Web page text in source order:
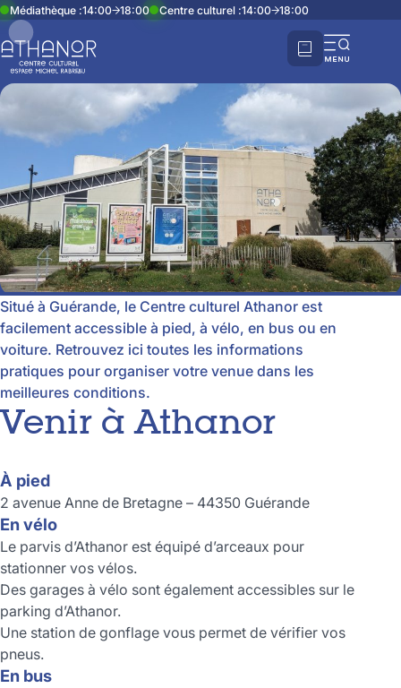
Centre culturel :14:00 18:00
Médiathèque :14:00 18:00
la
Venir à Athanor
Partager cette page
Accueil Le centre culturel Athanor Venir à Athanor
Situé à Guérande, le Centre culturel Athanor est
facilement accessible à pied, à vélo, en bus ou en
voiture. Retrouvez ici toutes les informations
pratiques pour organiser votre venue dans les
meilleures conditions.
Venir à Athanor
À pied
2 avenue Anne de Bretagne – 44350 Guérande
En vélo
Le parvis d’Athanor est équipé d’arceaux pour
stationner vos vélos.
Des garages à vélo sont également accessibles sur le
parking d’Athanor.
Une station de gonflage vous permet de vérifier vos
pneus.
En bus